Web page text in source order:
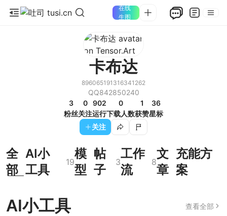
在线
生图
卡布达
896065191316341262
QQ842850240
3
粉丝
0
关注
902
运行
0
下载人数
1
获赞
36
星标
关注
全
部
AI小
工具
19
模
型
帖
子
3
工作
流
8
文
章
充能方
案
AI小工具 查看全部